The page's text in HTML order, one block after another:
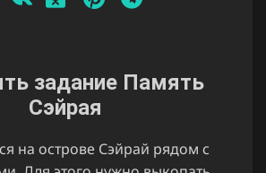
задание Память
Сэйрая
на острове Сэйрай рядом с